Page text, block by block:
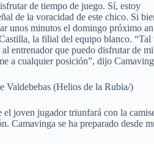
de tiempo de juego. Sí, estoy
de la voracidad de este chico. Si
unos minutos el domingo próximo
la filial del equipo blanco. “Tal
entrenador que puedo disfrutar de
a cualquier posición”, dijo
Valdebebas (Helios de la Rubia/)
joven jugador triunfará con la
Camavinga se ha preparado desde